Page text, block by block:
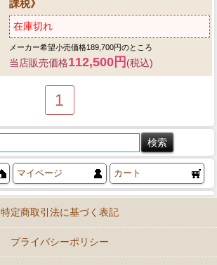
課税》
在庫切れ
メーカー希望小売価格189,700円のところ
当店販売価格112,500円 (税込)
1
マイページ カート
特定商取引法に基づく表記
プライバシーポリシー